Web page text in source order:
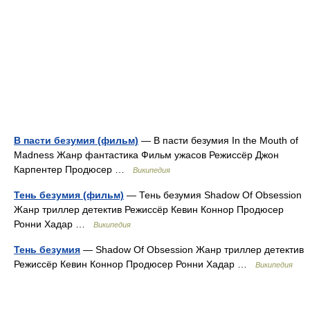
В пасти безумия (фильм) — В пасти безумия In the Mouth of
Madness Жанр фантастика Фильм ужасов Режиссёр Джон
Карпентер Продюсер …
Википедия
Тень безумия (фильм) — Тень безумия Shadow Of Obsession
Жанр триллер детектив Режиссёр Кевин Коннор Продюсер
Ронни Хадар …
Википедия
Тень безумия — Shadow Of Obsession Жанр триллер детектив
Режиссёр Кевин Коннор Продюсер Ронни Хадар …
Википедия